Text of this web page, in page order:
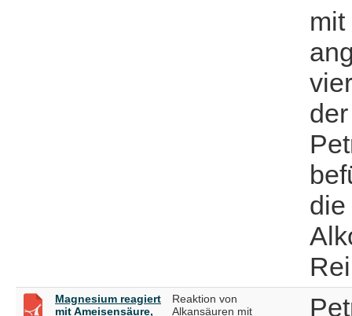
die
Magnesium reagiert
mit Ameisensäure,
Reaktion von
Alkansäuren mit